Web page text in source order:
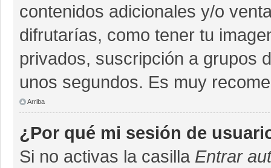
contenidos adicionales y/o
difrutarías, como tener tu
privados, suscripción a grupos
unos segundos. Es muy
Arriba
¿Por qué mi sesión de
Si no activas la casilla Entrar